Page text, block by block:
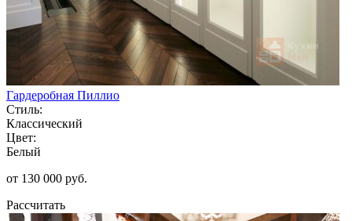
Гардеробная Пиллио
Стиль:
Классический
Цвет:
Белый
от 130 000 руб.
Рассчитать